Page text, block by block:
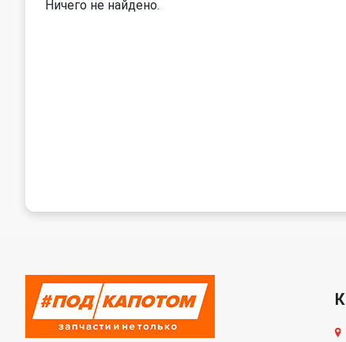
Nissan
Ничего не найдено.